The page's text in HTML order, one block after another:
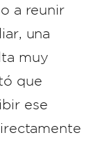
a reunir
una
muy
que
ese